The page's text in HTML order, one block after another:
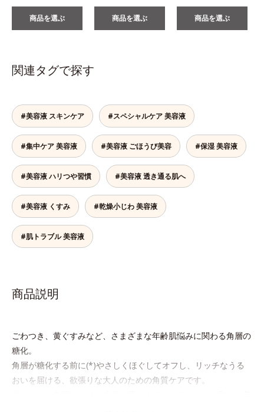
商品を選ぶ 商品を選ぶ 商品を選ぶ
関連タグで探す
#美容液 スキンケア #スペシャルケア 美容液
#集中ケア 美容液 #美容液 ごほうび美容 #保湿 美容液
#美容液 ハリつや習慣 #美容液 透き通る肌へ
#美容液 くすみ #乾燥小じわ 美容液
#肌トラブル 美容液
商品説明
ごわつき、黄ぐすみなど、さまざまな年齢肌悩みに関わる角層の
糖化。
角層が糖化する前に(*)やさしくほぐしてオフし、リッチなうる
おいを届ける、欲張りな大人のための角質ケアです。